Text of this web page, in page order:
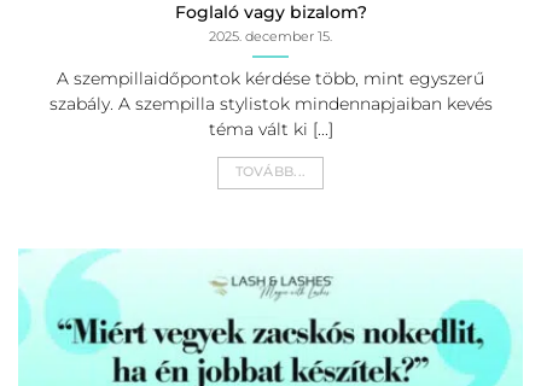
Foglaló vagy bizalom?
2025. december 15.
A szempillaidőpontok kérdése több, mint egyszerű
szabály. A szempilla stylistok mindennapjaiban kevés
téma vált ki [...]
TOVÁBB...